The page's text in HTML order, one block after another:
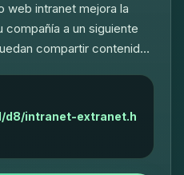
web intranet mejora la
a un siguiente
compartir contenid…
d8/intranet-extranet.h